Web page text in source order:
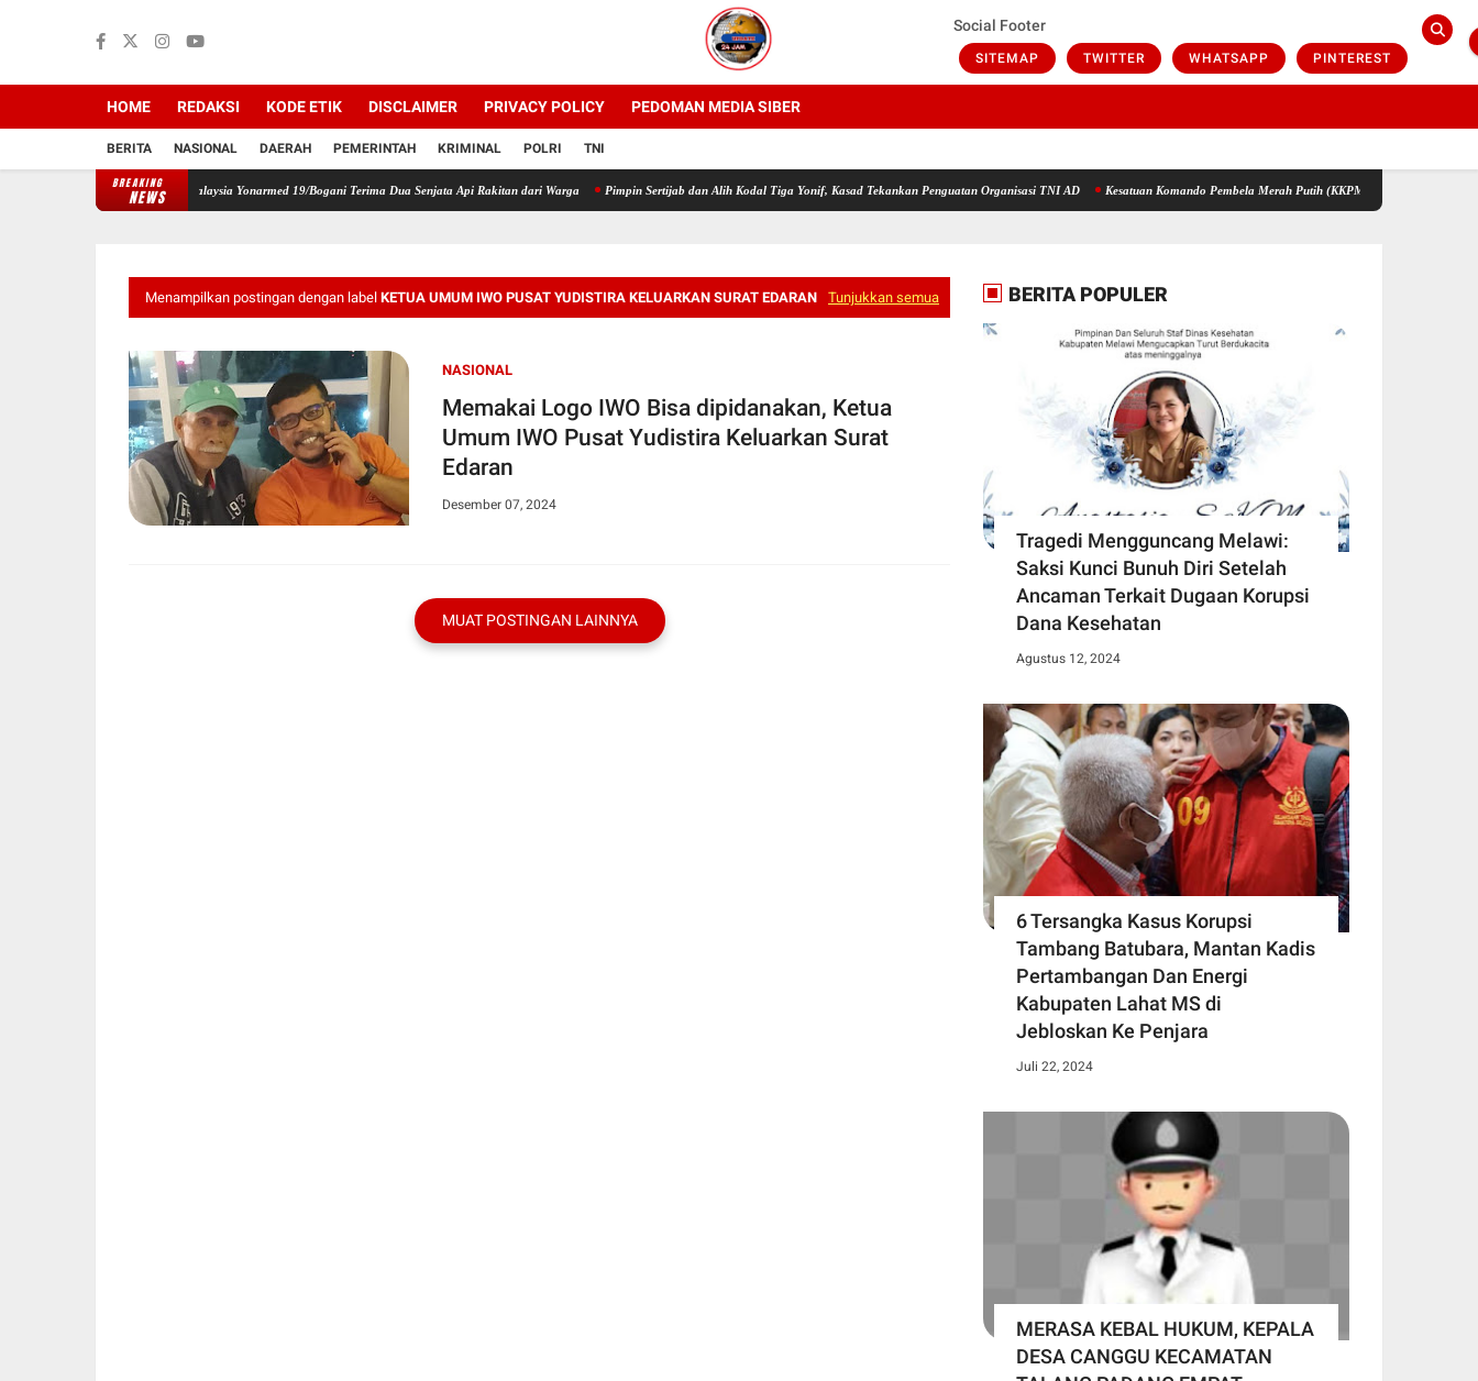
Social Footer
SITEMAP TWITTER WHATSAPP PINTEREST
HOME REDAKSI KODE ETIK DISCLAIMER PRIVACY POLICY PEDOMAN MEDIA SIBER
BERITA NASIONAL DAERAH PEMERINTAH KRIMINAL POLRI TNI
BREAKING
NEWS
Satgas Pamtas RI-Malaysia Yonarmed 19/Bogani Terima Dua Senjata Api Rakitan dari Warga Pimpin Sertijab dan Alih Kodal Tiga Yonif, Kasad Tekankan Penguatan Organisasi TNI AD Kesatuan Komando Pembela Merah Putih (KKPMP) Wadah Silaturahmi
Menampilkan postingan dengan label KETUA UMUM IWO PUSAT YUDISTIRA KELUARKAN SURAT EDARAN Tunjukkan semua
NASIONAL
Memakai Logo IWO Bisa dipidanakan, Ketua
Umum IWO Pusat Yudistira Keluarkan Surat
Edaran
Desember 07, 2024
MUAT POSTINGAN LAINNYA
BERITA POPULER
Tragedi Mengguncang Melawi:
Saksi Kunci Bunuh Diri Setelah
Ancaman Terkait Dugaan Korupsi
Dana Kesehatan
Agustus 12, 2024
6 Tersangka Kasus Korupsi
Tambang Batubara, Mantan Kadis
Pertambangan Dan Energi
Kabupaten Lahat MS di
Jebloskan Ke Penjara
Juli 22, 2024
MERASA KEBAL HUKUM, KEPALA
DESA CANGGU KECAMATAN